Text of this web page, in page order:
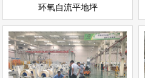
环氧自流平地坪
密封固化剂地坪
耐磨地坪 查看详情